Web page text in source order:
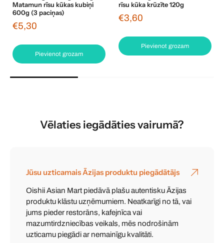
Matamun rīsu kūkas kubiņi
600g (3 paciņas)
€5,30
Pievienot grozam
rīsu kūka krūzīte 120g
€3,60
Pievienot grozam
Vēlaties iegādāties vairumā?
Jūsu uzticamais Āzijas produktu piegādātājs
Oishii Asian Mart piedāvā plašu autentisku Āzijas
produktu klāstu uzņēmumiem. Neatkarīgi no tā, vai
jums pieder restorāns, kafejnīca vai
mazumtirdzniecības veikals, mēs nodrošinām
uzticamu piegādi ar nemainīgu kvalitāti.